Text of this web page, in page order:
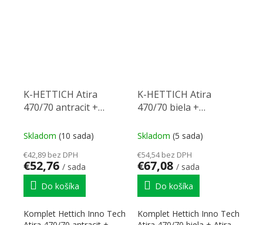
K-HETTICH Atira
470/70 antracit +
590 600 antracit
Skladom (10 sada)
€42,89 bez DPH
€52,76 / sada
Do košíka
Komplet Hettich Inno Tech
K-HETTICH Atira
470/70 biela +
590 900 biela
Skladom (5 sada)
€54,54 bez DPH
€67,08 / sada
Do košíka
Komplet Hettich Inno Tech